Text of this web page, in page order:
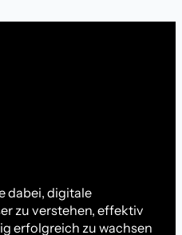
dabei, digitale
zu verstehen, effektiv
erfolgreich zu wachsen